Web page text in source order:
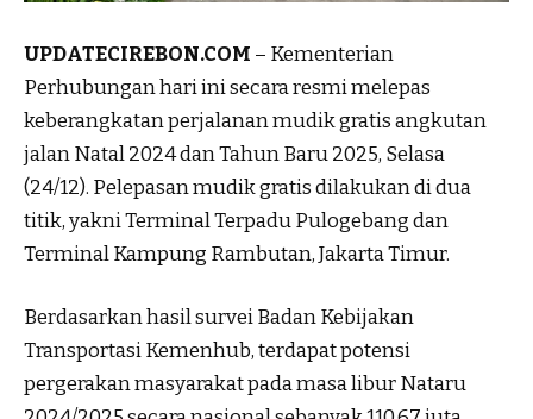
UPDATECIREBON.COM – Kementerian
Perhubungan hari ini secara resmi melepas
keberangkatan perjalanan mudik gratis angkutan
jalan Natal 2024 dan Tahun Baru 2025, Selasa
(24/12). Pelepasan mudik gratis dilakukan di dua
titik, yakni Terminal Terpadu Pulogebang dan
Terminal Kampung Rambutan, Jakarta Timur.
Berdasarkan hasil survei Badan Kebijakan
Transportasi Kemenhub, terdapat potensi
pergerakan masyarakat pada masa libur Nataru